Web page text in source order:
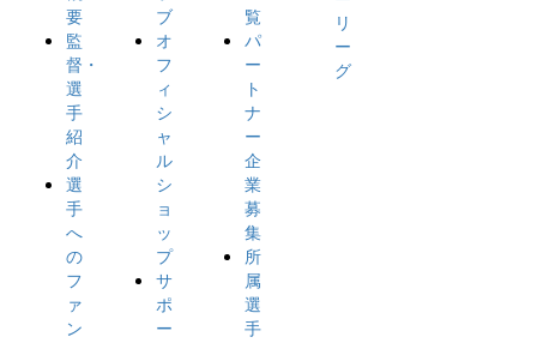
要
監
督・
選
手
紹
介
選
手
へ
の
フ
ァ
ン
ブ
オ
フ
ィ
シ
ャ
ル
シ
ョ
ッ
プ
サ
ポ
ー
覧
パ
ー
ト
ナ
ー
企
業
募
集
所
属
選
手
リ
ー
グ